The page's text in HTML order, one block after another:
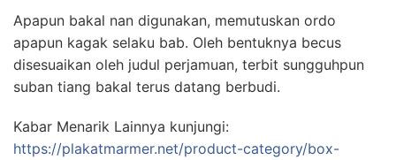
Apapun bakal nan digunakan, memutuskan ordo
apapun kagak selaku bab. Oleh bentuknya becus
disesuaikan oleh judul perjamuan, terbit sungguhpun
suban tiang bakal terus datang berbudi.
Kabar Menarik Lainnya kunjungi:
https://plakatmarmer.net/product-category/box-